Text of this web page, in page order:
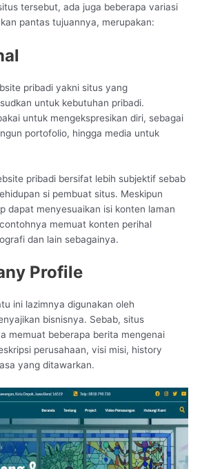
tersebut, ada juga beberapa variasi
pantas tujuannya, merupakan:
pribadi yakni situs yang
untuk kebutuhan pribadi.
untuk mengekspresikan diri, sebagai
portofolio, hingga media untuk
pribadi bersifat lebih subjektif sebab
si pembuat situs. Meskipun
dapat menyesuaikan isi konten laman
memuat konten perihal
dan lain sebagainya.
Profile
ini lazimnya digunakan oleh
bisnisnya. Sebab, situs
memuat beberapa berita mengenai
perusahaan, visi misi, history
yang ditawarkan.